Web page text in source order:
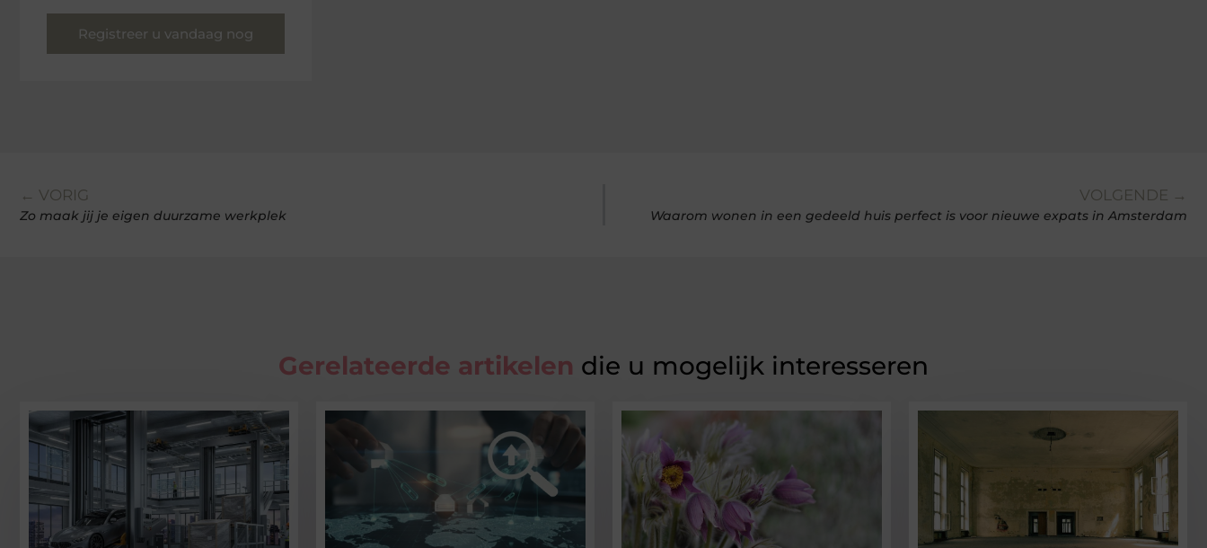
Registreer u vandaag nog
← VORIG
Zo maak jij je eigen duurzame werkplek
VOLGENDE →
Waarom wonen in een gedeeld huis perfect is voor nieuwe expats in Amsterdam
Gerelateerde artikelen die u mogelijk interesseren